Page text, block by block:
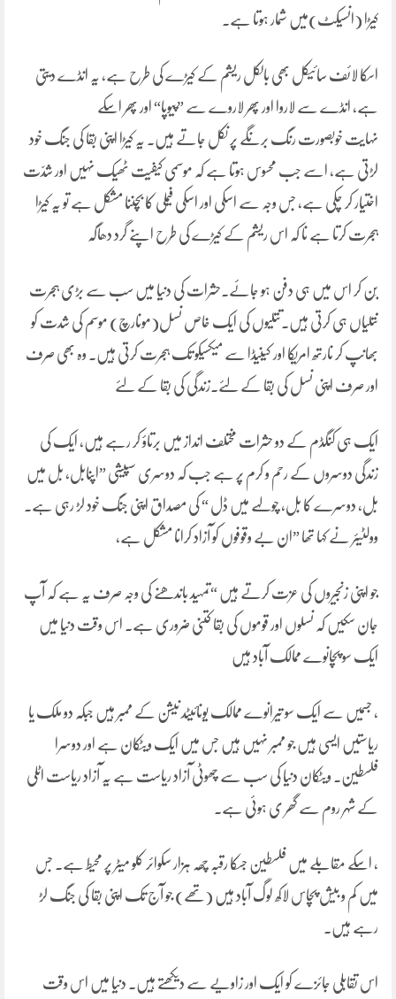
کیڑا (انسیکٹ)میں شمار ہوتا ہے۔
اسکا لائف سائیکل بھی بالکل ریشم کے کیڑے کی طرح ہے، یہ انڈے دیتی
ہے، انڈے سے لاروا اور پھر لاروے سے ”پیوپا“ اور پھر اسکے
نہایت خوبصورت رنگ برنگے پر نکل جاتے ہیں۔ یہ کیڑا اپنی بقا کی جنگ خود
لڑتی ہے، اسے جب محسوس ہوتا ہے کہ موسمی کیفیت ٹھیک نہیں اور شدّت
اختیار کر چکی ہے، جس وجہ سے اسکی اور اسکی فیملی کا بچننا مشکل ہے تو یہ کیڑا
ہجرت کرتا ہے نا کہ اس ریشم کے کیڑے کی طرح اپنے گرد دھاگہ
بَن کر اس میں ہی دفن ہو جائے۔حشرات کی دنیا میں سب سے بڑی ہجرت
تتلیاں ہی کرتی ہیں۔تتلیوں کی ایک خاص نسل(مونارچ) موسم کی شدت کو
بھانپ کر نارتھ امریکا اور کینیڈا سے میکسیکو تک ہجرت کرتی ہیں۔ وہ بھی صرف
اور صرف اپنی نسل کی بقا کے لئے۔زندگی کی بقا کے لئے
ایک ہی کنگڈم کے دو حشرات مختلف انداز میں برتاؤ کر رہے ہیں، ایک کی
زندگی دوسروں کے رحم و کرم پر ہے جب کہ دوسری سپیشی ”اپنابل، بل میں
بل، دوسرے کا بل، چولہے میں ڈل “ کی مصداق اپنی جنگ خود لڑ رہی ہے۔
وولٹیئر نے کہا تھا ”ان بے وقوفوں کو آزاد کرانا مشکل ہے،
جو اپنی زنجیروں کی عزت کرتے ہیں “تمہید باندھنے کی وجہ صرف یہ ہے کہ آپ
جان سکیں کہ نسلوں اور قوموں کی بقا کتنی ضروری ہے۔ اس وقت دنیا میں
ایک سو پچانوے ممالک آباد ہیں
، جسمیں سے ایک سو تیرانوے ممالک یونائیٹد نیشن کے ممبر ہیں جبکہ دو ملک یا
ریاستیں ایسی ہیں جو ممبر نہیں ہیں جس میں ایک ویٹکان ہے اور دوسرا
فلسطین۔ ویٹکان دنیا کی سب سے چھوٹی آزاد ریاست ہے یہ آزاد ریاست اٹلی
کے شہر روم سے گھر ی ہوئی ہے۔
، اسکے مقابلے میں فلسطین جسکا رقبہ چھہ ہزار سکوائر کلو میٹر پر محیط ہے۔ جس
میں کم و بیش پچاس لاکھ لوگ آباد ہیں (تھے) جو آج تک اپنی بقا کی جنگ لڑ
رہے ہیں۔
اس تقابلی جائزے کو ایک اور زاویے سے دیکھتے ہیں۔ دنیا میں اس وقت